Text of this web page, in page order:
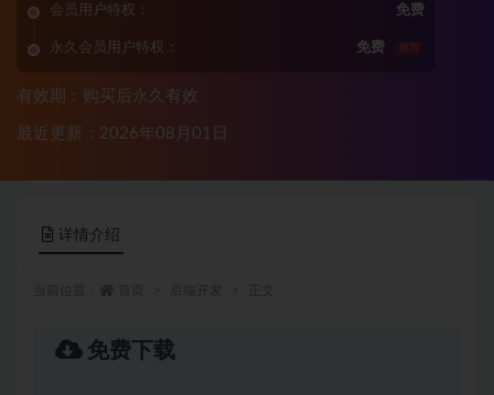
会员用户特权： 免费
永久会员用户特权： 免费 推荐
有效期：购买后永久有效
最近更新：2026年08月01日
详情介绍
免费下载